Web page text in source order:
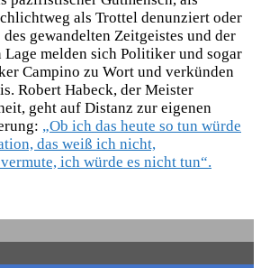
als Trottel denunziert oder
gewandelten Zeitgeistes und der
melden sich Politiker und sogar
Campino zu Wort und verkünden
Robert Habeck, der Meister
geht auf Distanz zur eigenen
„Ob ich das heute so tun würde
das weiß ich nicht,
ich würde es nicht tun“.